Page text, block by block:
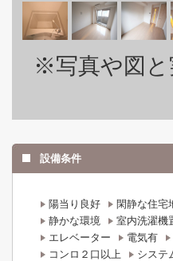
※写真や図と
設備条件
陽当り良好 閑静な住宅
静かな環境
室内洗濯機
エレベーター
電気有
コンロ２口以上
システ